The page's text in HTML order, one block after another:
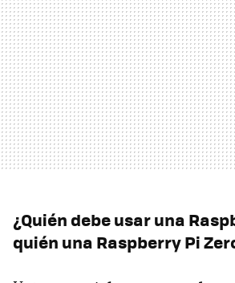
¿Quién debe usar una
quién una Raspberry Pi